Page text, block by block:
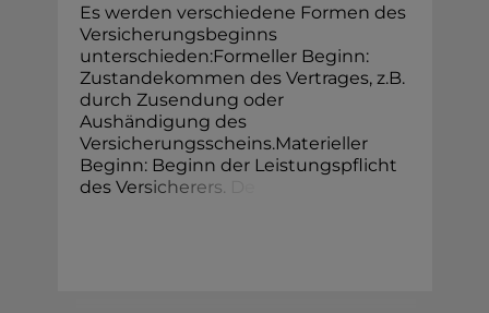
Es werden verschiedene Formen des
Versicherungsbeginns
unterschieden:Formeller Beginn:
Zustandekommen des Vertrages, z.B.
durch Zusendung oder
Aushändigung des
Versicherungsscheins.Materieller
Beginn: Beginn der Leistungspflicht
des Versicherers.